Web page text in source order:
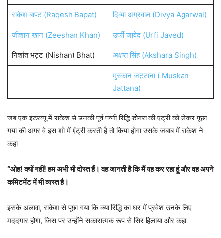
राकेश बापट (Raqesh Bapat) दिव्‍या अग्रवाल (Divya Agarwal)
जीशान खान (Zeeshan Khan) उर्फी जावेद (Urfi Javed)
निशांत भट्ट (Nishant Bhat) अक्षरा सिंह (Akshara Singh)
मुस्कान जट्टाना ( Muskan
Jattana)
जब एक इंटरव्यू में राकेश से उनकी पूर्व पत्नी रिद्धि डोगरा की एंट्री को लेकर पूछा
गया की अगर वे इस शो में एंट्री करती है तो किया होगा उसके जबाब में राकेश ने
कहा
“ओह! क्यों नहीं! हम अभी भी दोस्त हैं। वह जानती है कि मैं यह कर रहा हूं और वह अपने
कमिटमेंट में भी व्यस्त है।
इसके अलावा, राकेश से पूछा गया कि क्या रिद्धि का घर में प्रवेश उनके लिए
मददगार होगा, जिस पर उन्होंने सकारात्मक रूप से सिर हिलाया और कहा